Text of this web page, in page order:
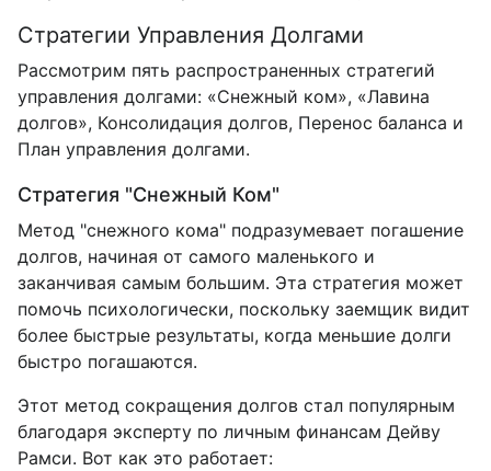
Стратегии Управления Долгами
Рассмотрим пять распространенных стратегий
управления долгами: «Снежный ком», «Лавина
долгов», Консолидация долгов, Перенос баланса и
План управления долгами.
Стратегия "Снежный Ком"
Метод "снежного кома" подразумевает погашение
долгов, начиная от самого маленького и
заканчивая самым большим. Эта стратегия может
помочь психологически, поскольку заемщик видит
более быстрые результаты, когда меньшие долги
быстро погашаются.
Этот метод сокращения долгов стал популярным
благодаря эксперту по личным финансам Дейву
Рамси. Вот как это работает: